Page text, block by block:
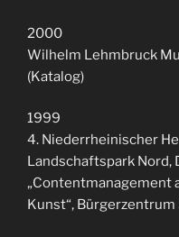
2000
Wilhelm Lehmbruck
(Katalog)
1999
4. Niederrheinischer
Landschaftspark Nord,
„Contentmanagement
Kunst“,